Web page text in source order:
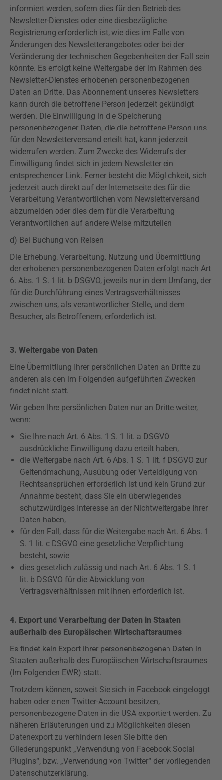
informiert werden, sofern dies für den Betrieb des
Newsletter-Dienstes oder eine diesbezügliche
Registrierung erforderlich ist, wie dies im Falle von
Änderungen des Newsletterangebotes oder bei der
Veränderung der technischen Gegebenheiten der Fall sein
könnte. Es erfolgt keine Weitergabe der im Rahmen des
Newsletter-Dienstes erhobenen personenbezogenen
Daten an Dritte. Das Abonnement unseres Newsletters
kann durch die betroffene Person jederzeit gekündigt
werden. Die Einwilligung in die Speicherung
personenbezogener Daten, die die betroffene Person uns
für den Newsletterversand erteilt hat, kann jederzeit
widerrufen werden. Zum Zwecke des Widerrufs der
Einwilligung findet sich in jedem Newsletter ein
entsprechender Link. Ferner besteht die Möglichkeit, sich
jederzeit auch direkt auf der Internetseite des für die
Verarbeitung Verantwortlichen vom Newsletterversand
abzumelden oder dies dem für die Verarbeitung
Verantwortlichen auf andere Weise mitzuteilen
d) Bei Buchung von Reisen
Die Erhebung, Verarbeitung, Nutzung und Übermittlung
der erhobenen personenbezogenen Daten erfolgt nach Art
6. Abs. 1 S. 1 lit. b DSGVO, jeweils nur in dem Umfang, der
für die Durchführung eines Vertragsverhältnisses
zwischen uns, als verantwortlicher Stelle, und dem
Besucher, als Betroffenem, erforderlich ist.
3. Weitergabe von Daten
Eine Übermittlung Ihrer persönlichen Daten an Dritte zu
anderen als den im Folgenden aufgeführten Zwecken
findet nicht statt.
Wir geben Ihre persönlichen Daten nur an Dritte weiter,
wenn:
Sie Ihre nach Art. 6 Abs. 1 S. 1 lit. a DSGVO
ausdrückliche Einwilligung dazu erteilt haben,
die Weitergabe nach Art. 6 Abs. 1 S. 1 lit. f DSGVO zur
Geltendmachung, Ausübung oder Verteidigung von
Rechtsansprüchen erforderlich ist und kein Grund zur
Annahme besteht, dass Sie ein überwiegendes
schutzwürdiges Interesse an der Nichtweitergabe Ihrer
Daten haben,
für den Fall, dass für die Weitergabe nach Art. 6 Abs. 1
S. 1 lit. c DSGVO eine gesetzliche Verpflichtung
besteht, sowie
dies gesetzlich zulässig und nach Art. 6 Abs. 1 S. 1
lit. b DSGVO für die Abwicklung von
Vertragsverhältnissen mit Ihnen erforderlich ist.
4. Export und Verarbeitung der Daten in Staaten
außerhalb des Europäischen Wirtschaftsraumes
Es findet kein Export ihrer personenbezogenen Daten in
Staaten außerhalb des Europäischen Wirtschaftsraumes
(Im Folgenden EWR) statt.
Trotzdem können, soweit Sie sich in Facebook eingeloggt
haben oder einen Twitter-Account besitzen,
personenbezogene Daten in die USA exportiert werden. Zu
näheren Erläuterungen und zu Möglichkeiten diesen
Datenexport zu verhindern lesen Sie bitte den
Gliederungspunkt „Verwendung von Facebook Social
Plugins“, bzw. „Verwendung von Twitter“ der vorliegenden
Datenschutzerklärung.